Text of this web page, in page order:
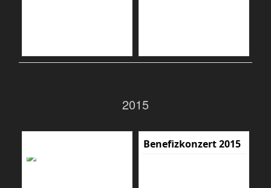
2015
Benefizkonzert 2015